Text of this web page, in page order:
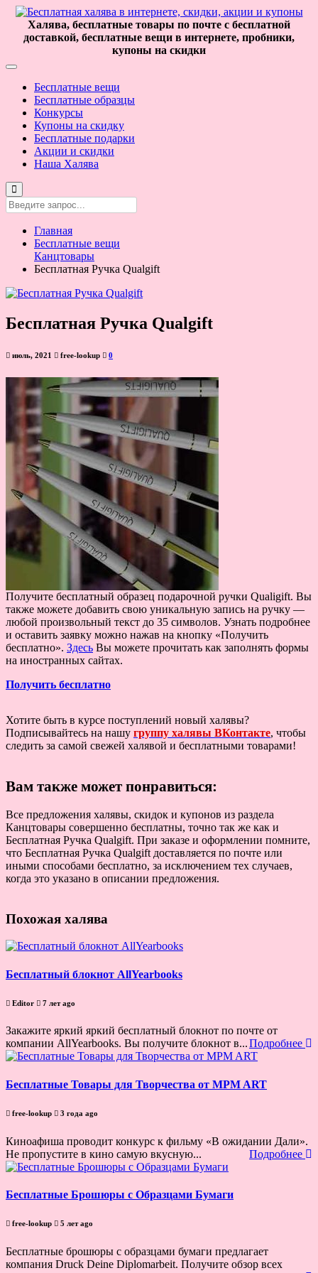
Халява, бесплатные товары по почте с бесплатной
доставкой, бесплатные вещи в интернете, пробники,
купоны на скидки
Бесплатные вещи
Бесплатные образцы
Конкурсы
Купоны на скидку
Бесплатные подарки
Акции и скидки
Наша Халява
Главная
Бесплатные вещи
Канцтовары
Бесплатная Ручка Qualgift
Бесплатная Ручка Qualgift
июль, 2021 free-lookup 0
Получите бесплатный образец подарочной ручки Qualigift. Вы
также можете добавить свою уникальную запись на ручку —
любой произвольный текст до 35 символов. Узнать подробнее
и оставить заявку можно нажав на кнопку «Получить
бесплатно». Здесь Вы можете прочитать как заполнять формы
на иностранных сайтах.
Получить бесплатно
Хотите быть в курсе поступлений новый халявы?
Подписывайтесь на нашу группу халявы ВКонтакте, чтобы
следить за самой свежей халявой и бесплатными товарами!
Вам также может понравиться:
Все предложения халявы, скидок и купонов из раздела
Канцтовары совершенно бесплатны, точно так же как и
Бесплатная Ручка Qualgift. При заказе и оформлении помните,
что Бесплатная Ручка Qualgift доставляется по почте или
иными способами бесплатно, за исключением тех случаев,
когда это указано в описании предложения.
Похожая халява
Бесплатный блокнот AllYearbooks
Editor 7 лет ago
Закажите яркий яркий бесплатный блокнот по почте от
компании AllYearbooks. Вы получите блокнот в...Подробнее
Бесплатные Товары для Творчества от MPM ART
free-lookup 3 года ago
Киноафиша проводит конкурс к фильму «В ожидании Дали».
Не пропустите в кино самую вкусную...
Подробнее
Бесплатные Брошюры с Образцами Бумаги
free-lookup 5 лет ago
Бесплатные брошюры с образцами бумаги предлагает
компания Druck Deine Diplomarbeit. Получите обзор всех